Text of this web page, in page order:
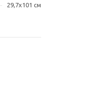
29,7х101 см